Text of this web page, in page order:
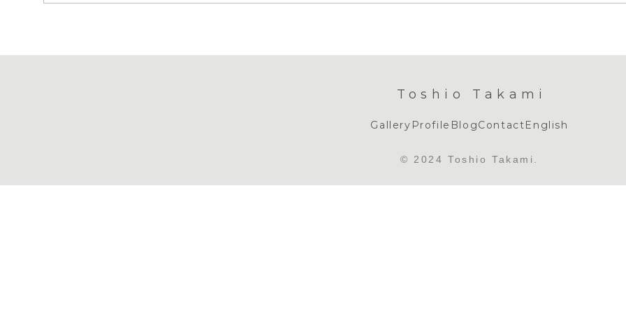
Toshio Takami
Gallery Profile BlogContactEnglish
© 2024 Toshio Takami.